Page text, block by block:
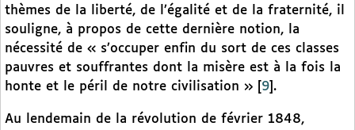
thèmes de la liberté, de l’égalité et de la fraternité, il
souligne, à propos de cette dernière notion, la
nécessité de « s’occuper enfin du sort de ces classes
pauvres et souffrantes dont la misère est à la fois la
honte et le péril de notre civilisation »
9 .
Au lendemain de la révolution de février 1848,